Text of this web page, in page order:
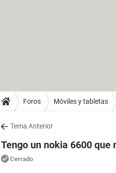
Foros Móviles y tabletas
Tema Anterior
Tengo un nokia 6600
Cerrado